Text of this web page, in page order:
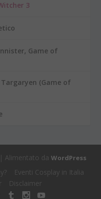
3
Game of
(Game of
| Alimentato da WordPress
Eventi Cosplay in Italia
Disclaimer